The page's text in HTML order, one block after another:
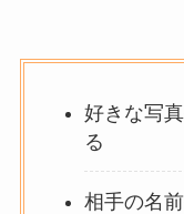
好きな写
る
相手の名